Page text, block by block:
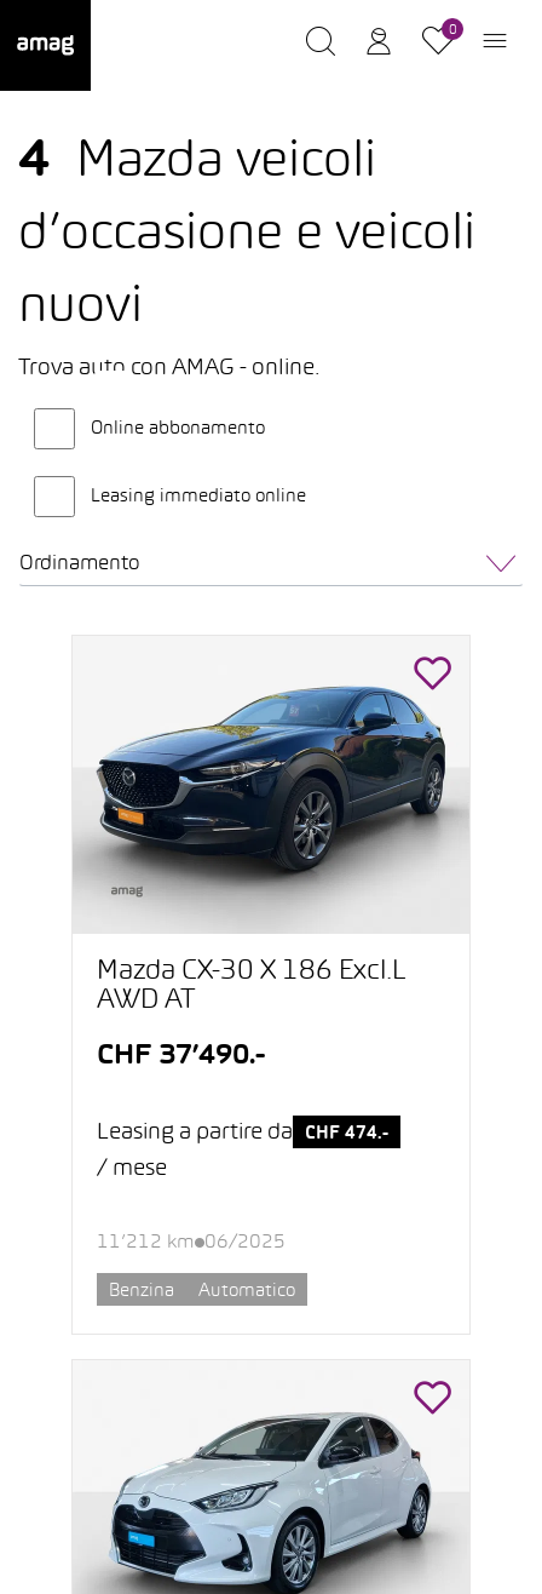
0
4
Mazda veicoli
d’occasione e veicoli
nuovi
Trova auto con AMAG - online.
Online abbonamento
Leasing immediato online
Ordinamento
Mazda CX-30 X 186 Excl.L
AWD AT
CHF 37’490.-
Leasing a partire da CHF 474.-
/ mese
11’212 km 06/2025
Benzina Automatico